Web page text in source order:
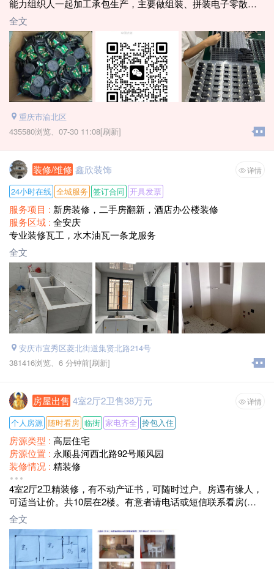
能力组织人一起加工承包生产，主要做组装、拼装电子零散
件，个人或带队均可做；个人一天180到300元左右，带队月入3
万以上，合作有送货上门，做好上门回收！所有运输企业负
责！联系电话：181～7157–6757李经理，有意向可直接来企业
实地洽谈
全文
重庆市渝北区
435580浏览、 07-30 11:08[刷新]
装修/维修 鑫欣装饰 详情
24小时在线 全城服务 签订合同 开具发票
服务项目 : 新房装修，二手房翻新，酒店办公楼装修
服务区域 : 全安庆
专业装修瓦工，水木油瓦一条龙服务
全文
安庆市宜秀区菱北街道集贤北路214号
381416浏览、 6 分钟前[刷新]
房屋出售 4室2厅2卫售38万元 详情
个人房源 随时看房 临街 家电齐全 拎包入住
房源类型 : 高层住宅
房源位置 : 永顺县河西北路92号顺风园
装修情况 : 精装修
面积 :
售价 :38
4室2厅2卫精装修，有不动产证书，可随时过户。房遇有缘人，
可适当让价。共10层在2楼。有意者请电话或短信联系看房(房
东贾老师13974302992)
全文